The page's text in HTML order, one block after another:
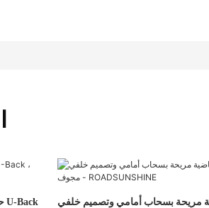
مريحة بسحاب أمامي وتصميم خلفي